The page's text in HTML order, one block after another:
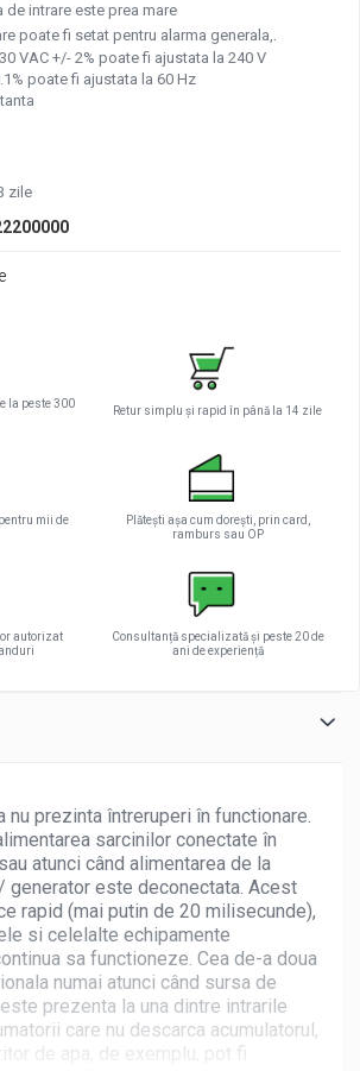
este prea mare
poate fi setat pentru alarma generala,.
VAC +/- 2% poate fi ajustata la 240 V
poate fi ajustata la 60 Hz
zile
la peste 300
Retur simplu și rapid în până la 14 zile
mii de
Plătești așa cum dorești, prin card,
ramburs sau OP
autorizat
Consultanță specializată și peste 20 de
ani de experiență
nu prezinta întreruperi în functionare.
sarcinilor conectate în
atunci când alimentarea de la
generator este deconectata. Acest
rapid (mai putin de 20 milisecunde),
si celelalte echipamente
sa functioneze. Cea de-a doua
numai atunci când sursa de
prezenta la una dintre intrarile
care nu descarca acumulatorul,
de apa, de exemplu, pot fi